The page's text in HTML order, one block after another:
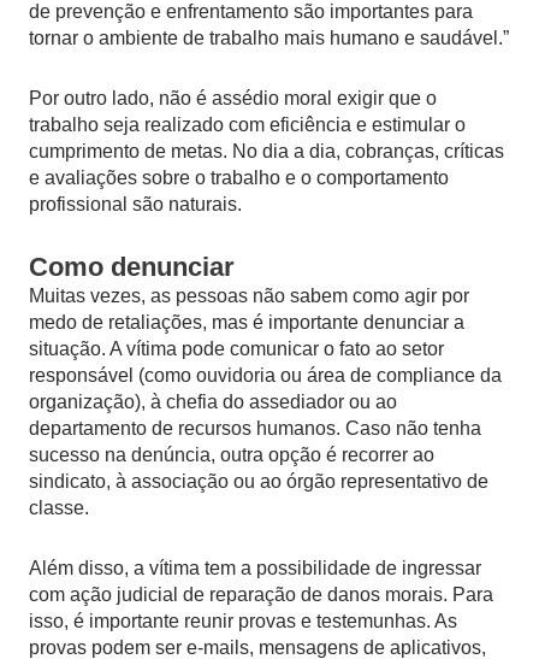
de prevenção e enfrentamento são importantes para
tornar o ambiente de trabalho mais humano e saudável.”
Por outro lado, não é assédio moral exigir que o
trabalho seja realizado com eficiência e estimular o
cumprimento de metas. No dia a dia, cobranças, críticas
e avaliações sobre o trabalho e o comportamento
profissional são naturais.
Como denunciar
Muitas vezes, as pessoas não sabem como agir por
medo de retaliações, mas é importante denunciar a
situação. A vítima pode comunicar o fato ao setor
responsável (como ouvidoria ou área de compliance da
organização), à chefia do assediador ou ao
departamento de recursos humanos. Caso não tenha
sucesso na denúncia, outra opção é recorrer ao
sindicato, à associação ou ao órgão representativo de
classe.
Além disso, a vítima tem a possibilidade de ingressar
com ação judicial de reparação de danos morais. Para
isso, é importante reunir provas e testemunhas. As
provas podem ser e-mails, mensagens de aplicativos,